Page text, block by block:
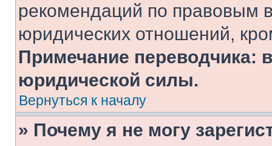
рекомендаций по правовым
юридических отношений,
Примечание переводчика:
юридической силы.
Вернуться к началу
» Почему я не могу